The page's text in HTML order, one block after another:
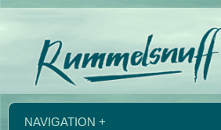
NAVIGATION +